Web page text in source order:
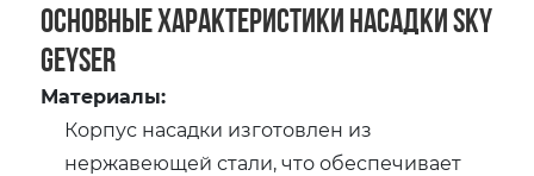
Основные характеристики насадки Sky
Geyser
Материалы:
Корпус насадки изготовлен из
нержавеющей стали, что обеспечивает